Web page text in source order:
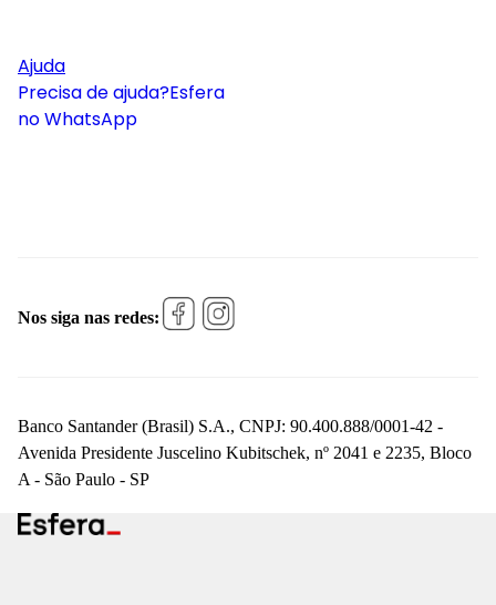
Ajuda
Precisa de ajuda?Esfera
no WhatsApp
Nos siga nas redes:
Banco Santander (Brasil) S.A., CNPJ: 90.400.888/0001-42 -
Avenida Presidente Juscelino Kubitschek, nº 2041 e 2235, Bloco
A - São Paulo - SP